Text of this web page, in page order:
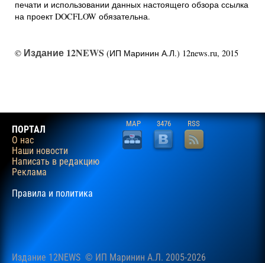
печати и использовании данных настоящего обзора ссылка
на проект DOCFLOW обязательна.
© Издание 12NEWS (ИП Маринин А.Л.) 12news.ru, 2015
ПОРТАЛ
О нас
Наши новости
Написать в редакцию
Реклама
Правила и политика
MAP 3476 RSS
Издание 12NEWS © ИП Маринин А.Л. 2005-2026